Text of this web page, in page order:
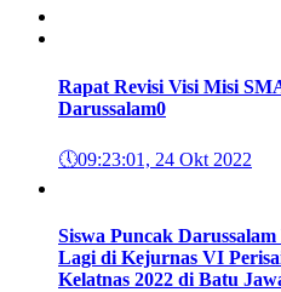
Rapat Revisi Visi Misi
Darussalam0
🕔09:23:01, 24 Okt 2022
Siswa Puncak
Lagi di Kejurnas VI
Kelatnas 2022 di Batu